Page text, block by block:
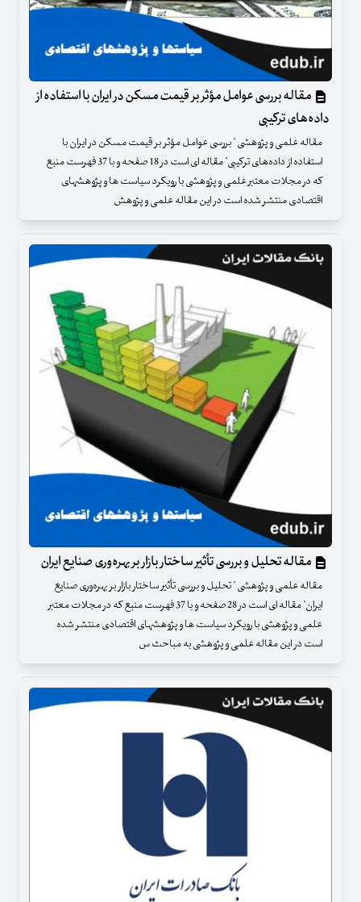
مقاله بررسی عوامل مؤثر بر قیمت مسکن در ایران با استفاده از
داده‌های ترکیبی
مقاله علمی و پژوهشی " بررسی عوامل مؤثر بر قیمت مسکن در ایران با
استفاده از داده‌های ترکیبی" مقاله ای است در 18 صفحه و با 37 فهرست منبع
که در مجلات معتبر علمی و پژوهشی با رویکرد سیاست ها و پژوهشهای
اقتصادی منتشر شده است در این مقاله علمی و پژوهش
مقاله تحلیل و بررسی تأثیر ساختار بازار بر بهره‌وری صنایع ایران
مقاله علمی و پژوهشی " تحلیل و بررسی تأثیر ساختار بازار بر بهره‌وری صنایع
ایران" مقاله ای است در 28 صفحه و با 37 فهرست منبع که در مجلات معتبر
علمی و پژوهشی با رویکرد سیاست ها و پژوهشهای اقتصادی منتشر شده
است در این مقاله علمی و پژوهشی به مباحث س